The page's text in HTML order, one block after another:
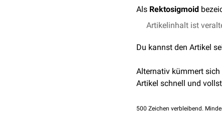
Als Rektosigmoid
Artikelinhalt ist
Du kannst den Artikel
Alternativ kümmert sich
Artikel schnell und
500 Zeichen verbleibend.